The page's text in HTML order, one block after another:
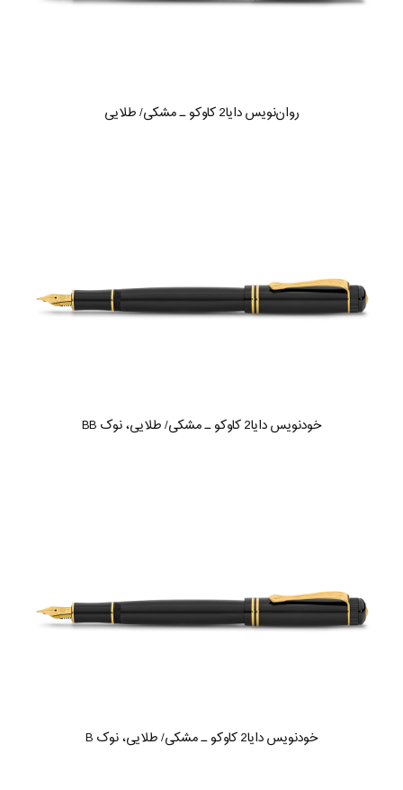
روان‌نویس دایا2 کاوکو ـ مشکی/ طلایی
خودنویس دایا2 کاوکو ـ مشکی/ طلایی، نوک BB
خودنویس دایا2 کاوکو ـ مشکی/ طلایی، نوک B